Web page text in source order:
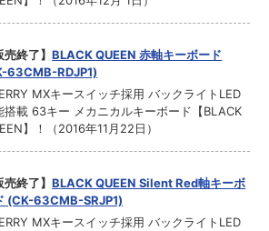
売終了】BLACK QUEEN 赤軸キーボード
63CMB-RDJP1)
MXキースイッチ採用 バックライトLED
搭載 63キー メカニカルキーボード【BLACK
】！（2016年11月22日）
売終了】BLACK QUEEN Silent Red軸キーボ
(CK-63CMB-SRJP1)
MXキースイッチ採用 バックライトLED